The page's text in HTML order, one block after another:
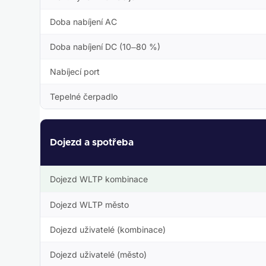
Doba nabíjení AC
Doba nabíjení DC (10–80 %)
Nabíjecí port
Tepelné čerpadlo
Dojezd a spotřeba
Dojezd WLTP kombinace
Dojezd WLTP město
Dojezd uživatelé (kombinace)
Dojezd uživatelé (město)